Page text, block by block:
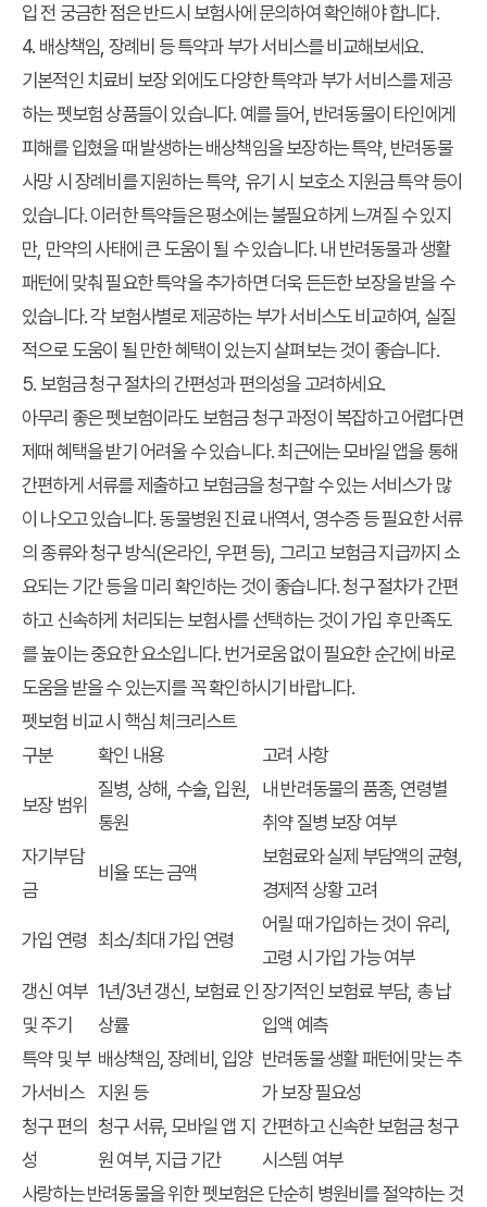
입 전 궁금한 점은 반드시 보험사에 문의하여 확인해야 합니다.
4. 배상책임, 장례비 등 특약과 부가 서비스를 비교해보세요.
기본적인 치료비 보장 외에도 다양한 특약과 부가 서비스를 제공
하는 펫보험 상품들이 있습니다. 예를 들어, 반려동물이 타인에게
피해를 입혔을 때 발생하는 배상책임을 보장하는 특약, 반려동물
사망 시 장례비를 지원하는 특약, 유기 시 보호소 지원금 특약 등이
있습니다. 이러한 특약들은 평소에는 불필요하게 느껴질 수 있지
만, 만약의 사태에 큰 도움이 될 수 있습니다. 내 반려동물과 생활
패턴에 맞춰 필요한 특약을 추가하면 더욱 든든한 보장을 받을 수
있습니다. 각 보험사별로 제공하는 부가 서비스도 비교하여, 실질
적으로 도움이 될 만한 혜택이 있는지 살펴보는 것이 좋습니다.
5. 보험금 청구 절차의 간편성과 편의성을 고려하세요.
아무리 좋은 펫보험이라도 보험금 청구 과정이 복잡하고 어렵다면
제때 혜택을 받기 어려울 수 있습니다. 최근에는 모바일 앱을 통해
간편하게 서류를 제출하고 보험금을 청구할 수 있는 서비스가 많
이 나오고 있습니다. 동물병원 진료 내역서, 영수증 등 필요한 서류
의 종류와 청구 방식(온라인, 우편 등), 그리고 보험금 지급까지 소
요되는 기간 등을 미리 확인하는 것이 좋습니다. 청구 절차가 간편
하고 신속하게 처리되는 보험사를 선택하는 것이 가입 후 만족도
를 높이는 중요한 요소입니다. 번거로움 없이 필요한 순간에 바로
도움을 받을 수 있는지를 꼭 확인하시기 바랍니다.
펫보험 비교 시 핵심 체크리스트
구분
확인 내용 고려 사항
보장 범위
질병, 상해, 수술, 입원,
통원
내 반려동물의 품종, 연령별
취약 질병 보장 여부
자기부담
금
비율 또는 금액
보험료와 실제 부담액의 균형,
경제적 상황 고려
가입 연령 최소/최대 가입 연령
어릴 때 가입하는 것이 유리,
고령 시 가입 가능 여부
갱신 여부
및 주기
1년/3년 갱신, 보험료 인
상률
장기적인 보험료 부담, 총 납
입액 예측
특약 및 부
가서비스
배상책임, 장례비, 입양
지원 등
반려동물 생활 패턴에 맞는 추
가 보장 필요성
청구 편의
성
청구 서류, 모바일 앱 지
원 여부, 지급 기간
간편하고 신속한 보험금 청구
시스템 여부
사랑하는 반려동물을 위한 펫보험은 단순히 병원비를 절약하는 것